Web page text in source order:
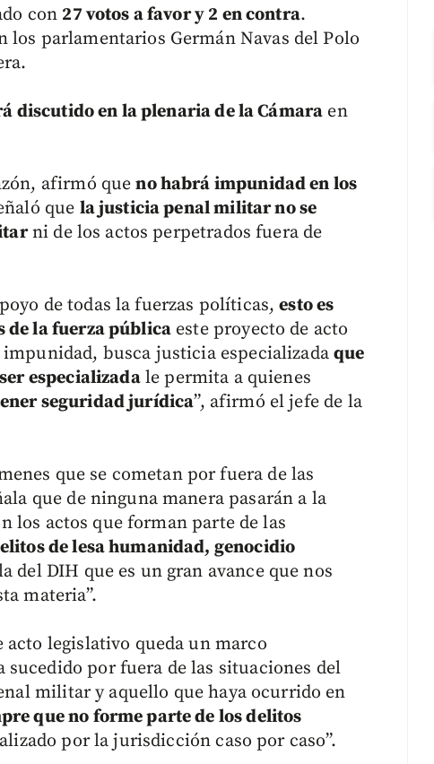
con 27 votos a favor y 2 en contra.
parlamentarios Germán Navas del Polo
discutido en la plenaria de la Cámara en
afirmó queno habrá impunidad en los
que la justicia penal militar no se
ni de los actos perpetrados fuera de
de todas la fuerzas políticas,esto es
de la fuerza pública este proyecto de acto
busca justicia especializadaque
especializadale permita a quienes
seguridad jurídica”, afirmó el jefe de la
que se cometan por fuera de las
que de ninguna manera pasarán a la
los actos que forman parte de las
de lesa humanidad, genocidio
del DIH que es un gran avance que nos
materia”.
acto legislativo queda un marco
por fuera de las situaciones del
militar y aquello que haya ocurrido en
que no forme parte de los delitos
por la jurisdicción caso por caso”.